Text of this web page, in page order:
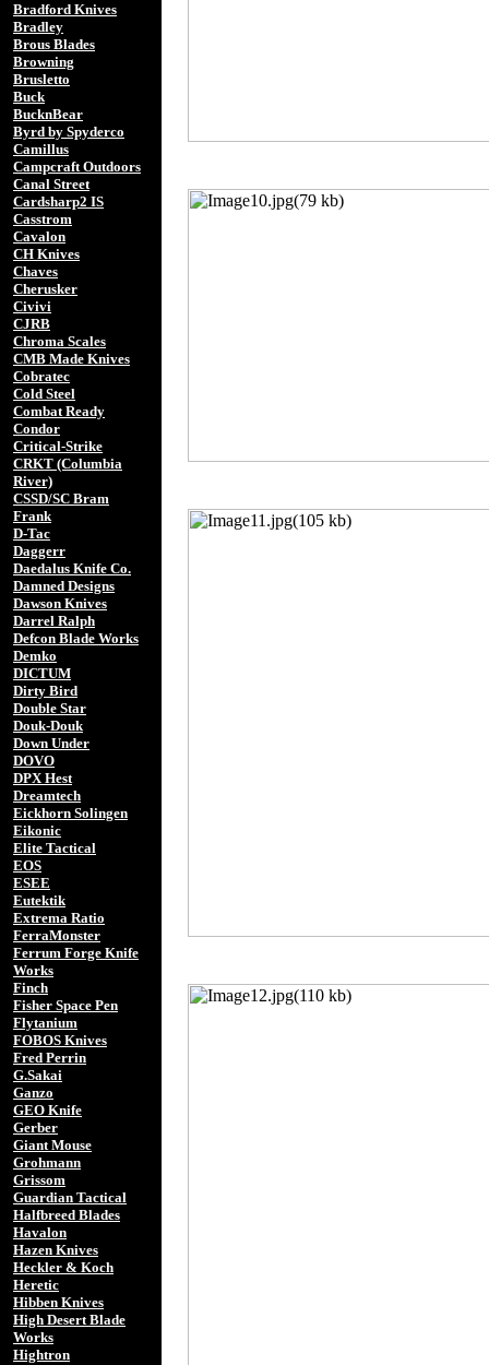
Bradford Knives
Bradley
Brous Blades
Browning
Brusletto
Buck
BucknBear
Byrd by Spyderco
Camillus
Campcraft Outdoors
Canal Street
Cardsharp2 IS
Casstrom
Cavalon
CH Knives
Chaves
Cherusker
Civivi
CJRB
Chroma Scales
CMB Made Knives
Cobratec
Cold Steel
Combat Ready
Condor
Critical-Strike
CRKT (Columbia
River)
CSSD/SC Bram
Frank
D-Tac
Daggerr
Daedalus Knife Co.
Damned Designs
Dawson Knives
Darrel Ralph
Defcon Blade Works
Demko
DICTUM
Dirty Bird
Double Star
Douk-Douk
Down Under
DOVO
DPX Hest
Dreamtech
Eickhorn Solingen
Eikonic
Elite Tactical
EOS
ESEE
Eutektik
Extrema Ratio
FerraMonster
Ferrum Forge Knife
Works
Finch
Fisher Space Pen
Flytanium
FOBOS Knives
Fred Perrin
G.Sakai
Ganzo
GEO Knife
Gerber
Giant Mouse
Grohmann
Grissom
Guardian Tactical
Halfbreed Blades
Havalon
Hazen Knives
Heckler & Koch
Heretic
Hibben Knives
High Desert Blade
Works
Hightron